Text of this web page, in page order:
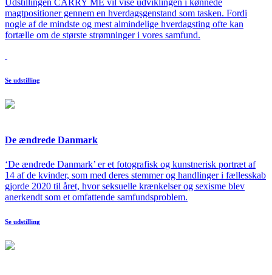
Udstillingen CARRY ME vil vise udviklingen i kønnede
magtpositioner gennem en hverdagsgenstand som tasken. Fordi
nogle af de mindste og mest almindelige hverdagsting ofte kan
fortælle om de største strømninger i vores samfund.
Se udstilling
De ændrede Danmark
‘De ændrede Danmark’ er et fotografisk og kunstnerisk portræt af
14 af de kvinder, som med deres stemmer og handlinger i fællesskab
gjorde 2020 til året, hvor seksuelle krænkelser og sexisme blev
anerkendt som et omfattende samfundsproblem.
Se udstilling